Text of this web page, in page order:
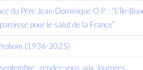
du Père Jean-Dominique O.P. : “L’Île-
pour le salut de la France”
(1936-2025)
: rendez-vous aux Journées